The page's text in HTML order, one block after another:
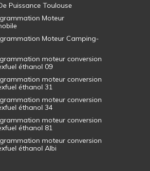
Puissance Toulouse
Moteur
Moteur Camping-
moteur conversion
éthanol 09
moteur conversion
éthanol 31
moteur conversion
éthanol 34
moteur conversion
éthanol 81
moteur conversion
éthanol Albi